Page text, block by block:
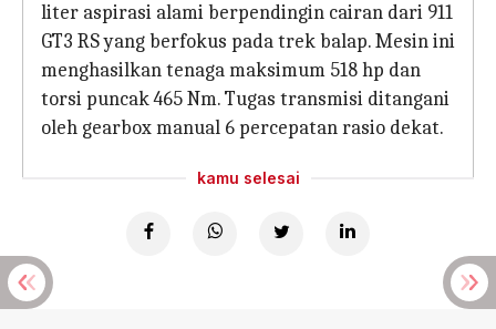
liter aspirasi alami berpendingin cairan dari 911
GT3 RS yang berfokus pada trek balap. Mesin ini
menghasilkan tenaga maksimum 518 hp dan
torsi puncak 465 Nm. Tugas transmisi ditangani
oleh gearbox manual 6 percepatan rasio dekat.
kamu selesai